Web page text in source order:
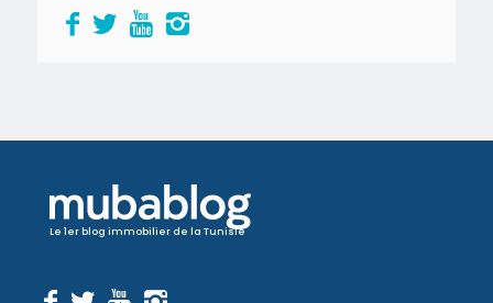
Le 1er blog immobilier de la Tunisie